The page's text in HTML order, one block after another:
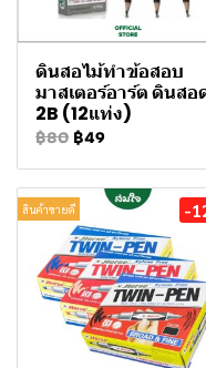
ดินสอไม้ทําข้อสอบ
มาสเตอร์อาร์ต ดินสอ
2B (12แท่ง)
฿80 ฿49
สินค้าขายดี -